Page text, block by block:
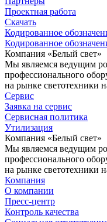
Проектная работа
Скачать
Кодированное
Кодированное
Компания «Белый свет»
Мы являемся ведущим
профессионального
на рынке светотехники
Сервис
Заявка на сервис
Сервисная политика
Утилизация
Компания «Белый свет»
Мы являемся ведущим
профессионального
на рынке светотехники
Компания
О компании
Пресс-центр
Контроль качества